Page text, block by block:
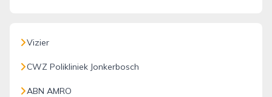
Vizier
CWZ Polikliniek Jonkerbosch
ABN AMRO